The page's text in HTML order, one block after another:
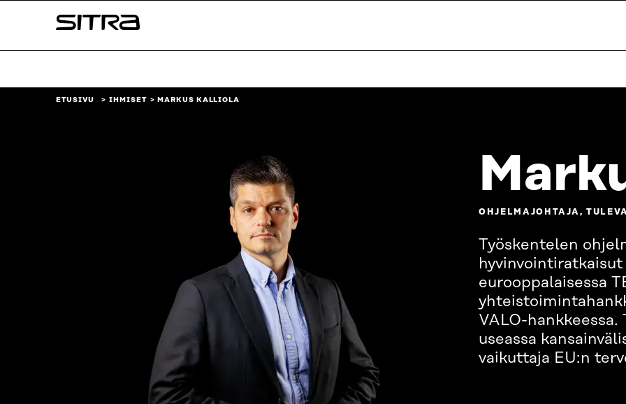
sisältöön
Sitra
ETUSIVU IHMISET MARKUS KALLIOLA
OHJELMAJOHTAJA,
Työskentelen
eurooppalaisessa
VALO-hankkeessa.
useassa
vaikuttaja EU:n